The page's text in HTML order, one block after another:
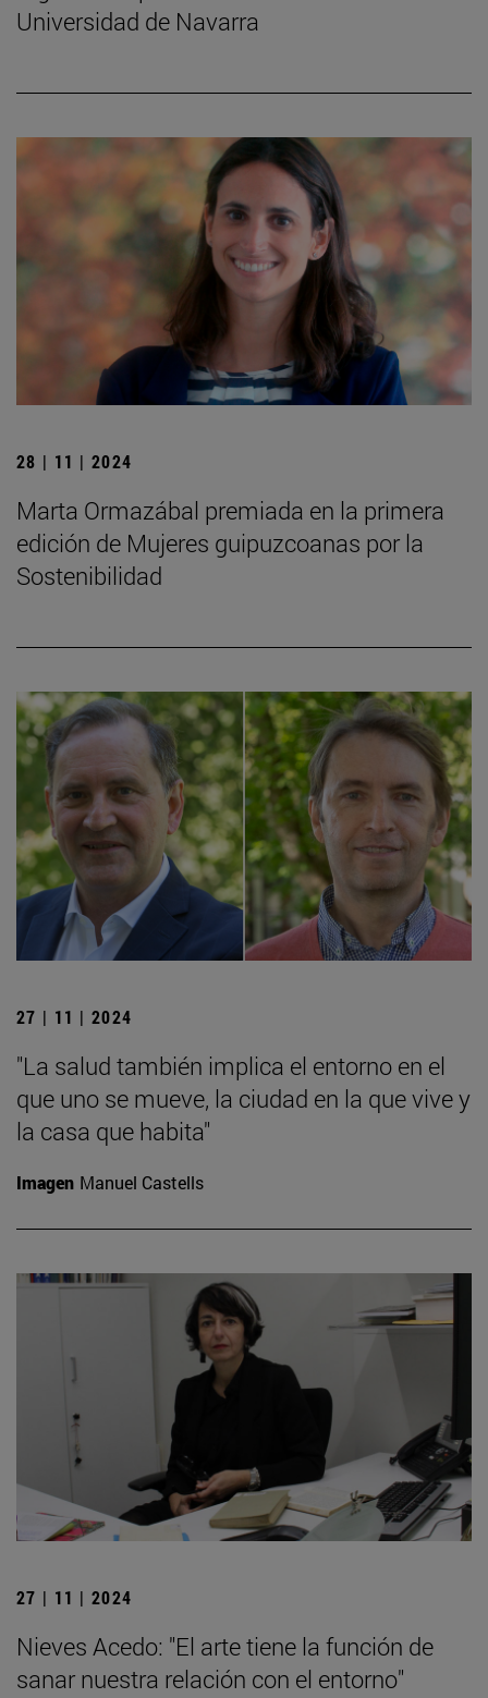
Universidad de Navarra
28 | 11 | 2024
Marta Ormazábal premiada en la primera
edición de Mujeres guipuzcoanas por la
Sostenibilidad
27 | 11 | 2024
"La salud también implica el entorno en el
que uno se mueve, la ciudad en la que vive y
la casa que habita"
Imagen Manuel Castells
27 | 11 | 2024
Nieves Acedo: "El arte tiene la función de
sanar nuestra relación con el entorno"